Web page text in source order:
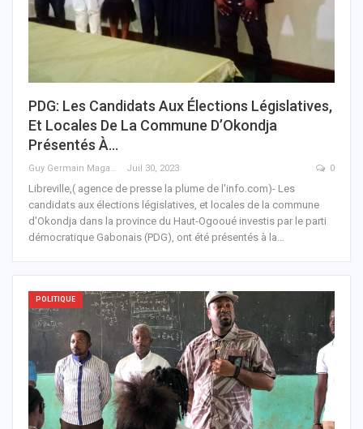
PDG: Les Candidats Aux Élections Législatives,
Et Locales De La Commune D’Okondja
Présentés À…
Guy Germain Maganga Nziengui Juil 30, 2023 0
Libreville,( agence de presse la plume de l'info.com)- Les
candidats aux élections législatives, et locales de la commune
d'Okondja dans la province du Haut-Ogooué investis par le parti
démocratique Gabonais (PDG), ont été présentés à la…
POLITIQUE